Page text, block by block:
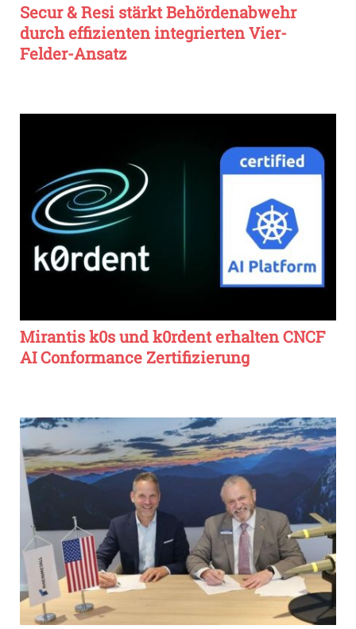
Secur & Resi stärkt Behördenabwehr
durch effizienten integrierten Vier-
Felder-Ansatz
Mirantis k0s und k0rdent erhalten CNCF
AI Conformance Zertifizierung